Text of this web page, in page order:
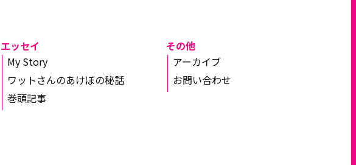
エッセイ
My Story
ワットさんのあけぼの秘話
巻頭記事
その他
アーカイブ
お問い合わせ